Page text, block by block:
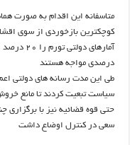
متاسفانه این اقدام به صورت
کوچکترین بازخوردی از سوی
درصدی مواجه هستند
طی این مدت رسانه های دولتی
سیاست تبعیت کردند تا مانع
حتی قوه قضائیه نیز با برگزاری
سعی در کنترل اوضاع داشت